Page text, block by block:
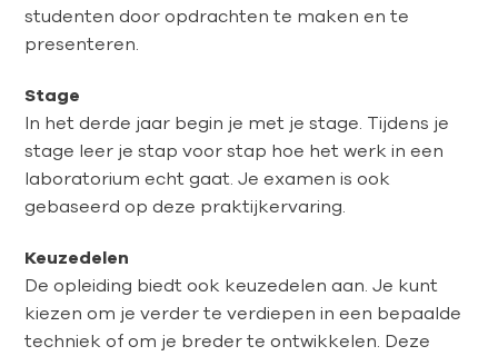
studenten door opdrachten te maken en te
presenteren.
Stage
In het derde jaar begin je met je stage. Tijdens je
stage leer je stap voor stap hoe het werk in een
laboratorium echt gaat. Je examen is ook
gebaseerd op deze praktijkervaring.
Keuzedelen
De opleiding biedt ook keuzedelen aan. Je kunt
kiezen om je verder te verdiepen in een bepaalde
techniek of om je breder te ontwikkelen. Deze